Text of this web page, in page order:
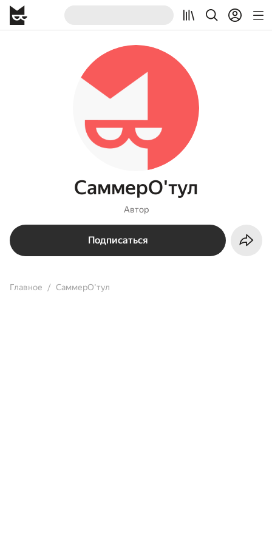
СаммерО'тул
Автор
Подписаться
Главное СаммерО'тул